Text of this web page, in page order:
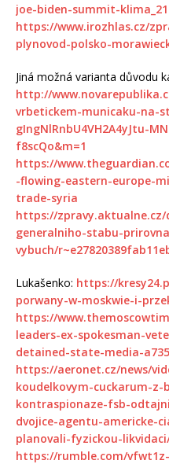
joe-biden-summit-
https://www.irozhlas.cz/
plynovod-polsko-
Jiná možná varianta důvodu
http://
vrbetickem-municaku-na-
gIngNlRnbU4VH2A4yJtu-
f8scQo&m=1
https://
-flowing-eastern-europe-
trade-syria
https://
generalniho-stabu-
vybuch/
Lukašenko: https://
porwany-w-moskwie-i-
https://
leaders-ex-spokesman-
detained-state-media-
https://aeronet.cz/news/
koudelkovym-cuckarum-z-
kontraspionaze-fsb-
dvojice-agentu-americke-
planovali-fyzickou-
https://rumble.com/